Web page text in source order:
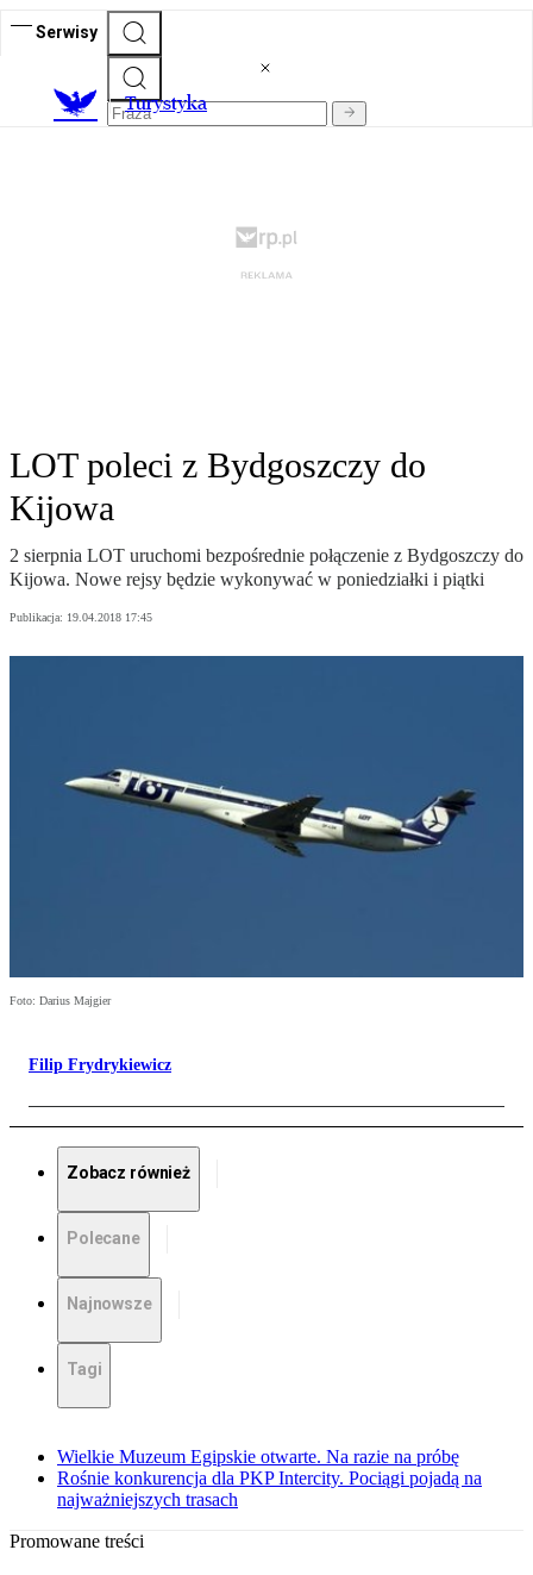
Serwisy
Turystyka
LOT poleci z Bydgoszczy do
Kijowa
2 sierpnia LOT uruchomi bezpośrednie połączenie z Bydgoszczy do
Kijowa. Nowe rejsy będzie wykonywać w poniedziałki i piątki
Publikacja: 19.04.2018 17:45
Foto: Darius Majgier
Filip Frydrykiewicz
Zobacz również
Polecane
Najnowsze
Tagi
Wielkie Muzeum Egipskie otwarte. Na razie na próbę
Rośnie konkurencja dla PKP Intercity. Pociągi pojadą na
najważniejszych trasach
Promowane treści